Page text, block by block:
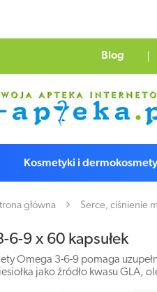
Blog
Kosmetyki i
główna Serce, ciśnienie
6-9 x 60 kapsułek
Omega 3-6-9 pomaga
jako źródło kwasu GLA,